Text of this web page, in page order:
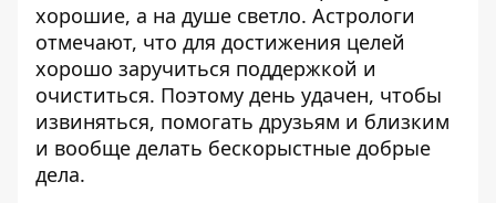
хорошие, а на душе светло. Астрологи
отмечают, что для достижения целей
хорошо заручиться поддержкой и
очиститься. Поэтому день удачен, чтобы
извиняться, помогать друзьям и близким
и вообще делать бескорыстные добрые
дела.